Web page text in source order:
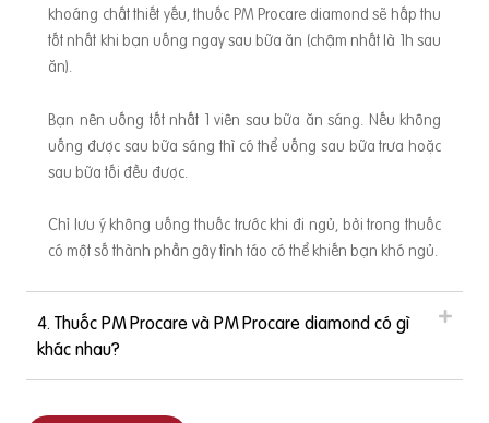
khoáng chất thiết yếu, thuốc PM Procare diamond sẽ hấp thu
tốt nhất khi bạn uống ngay sau bữa ăn (chậm nhất là 1h sau
ăn).
Bạn nên uống tốt nhất 1 viên sau bữa ăn sáng. Nếu không
uống được sau bữa sáng thì có thể uống sau bữa trưa hoặc
sau bữa tối đều được.
Chỉ lưu ý không uống thuốc trước khi đi ngủ, bởi trong thuốc
có một số thành phần gây tỉnh táo có thể khiến bạn khó ngủ.
4. Thuốc PM Procare và PM Procare diamond có gì
khác nhau?